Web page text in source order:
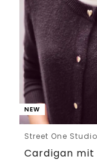
NEW
Street One Studio